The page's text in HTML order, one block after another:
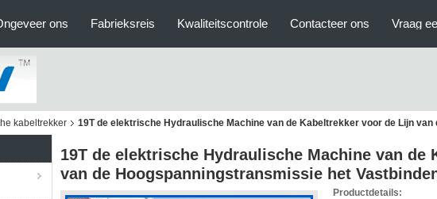
ons Fabrieksreis Kwaliteitscontrole Contacteer ons Vraag
kabeltrekker 19T de elektrische Hydraulische Machine van de Kabeltrekker voor de Lijn
19T de elektrische Hydraulische Machine van de
van de Hoogspanningstransmissie het
Productdetails: